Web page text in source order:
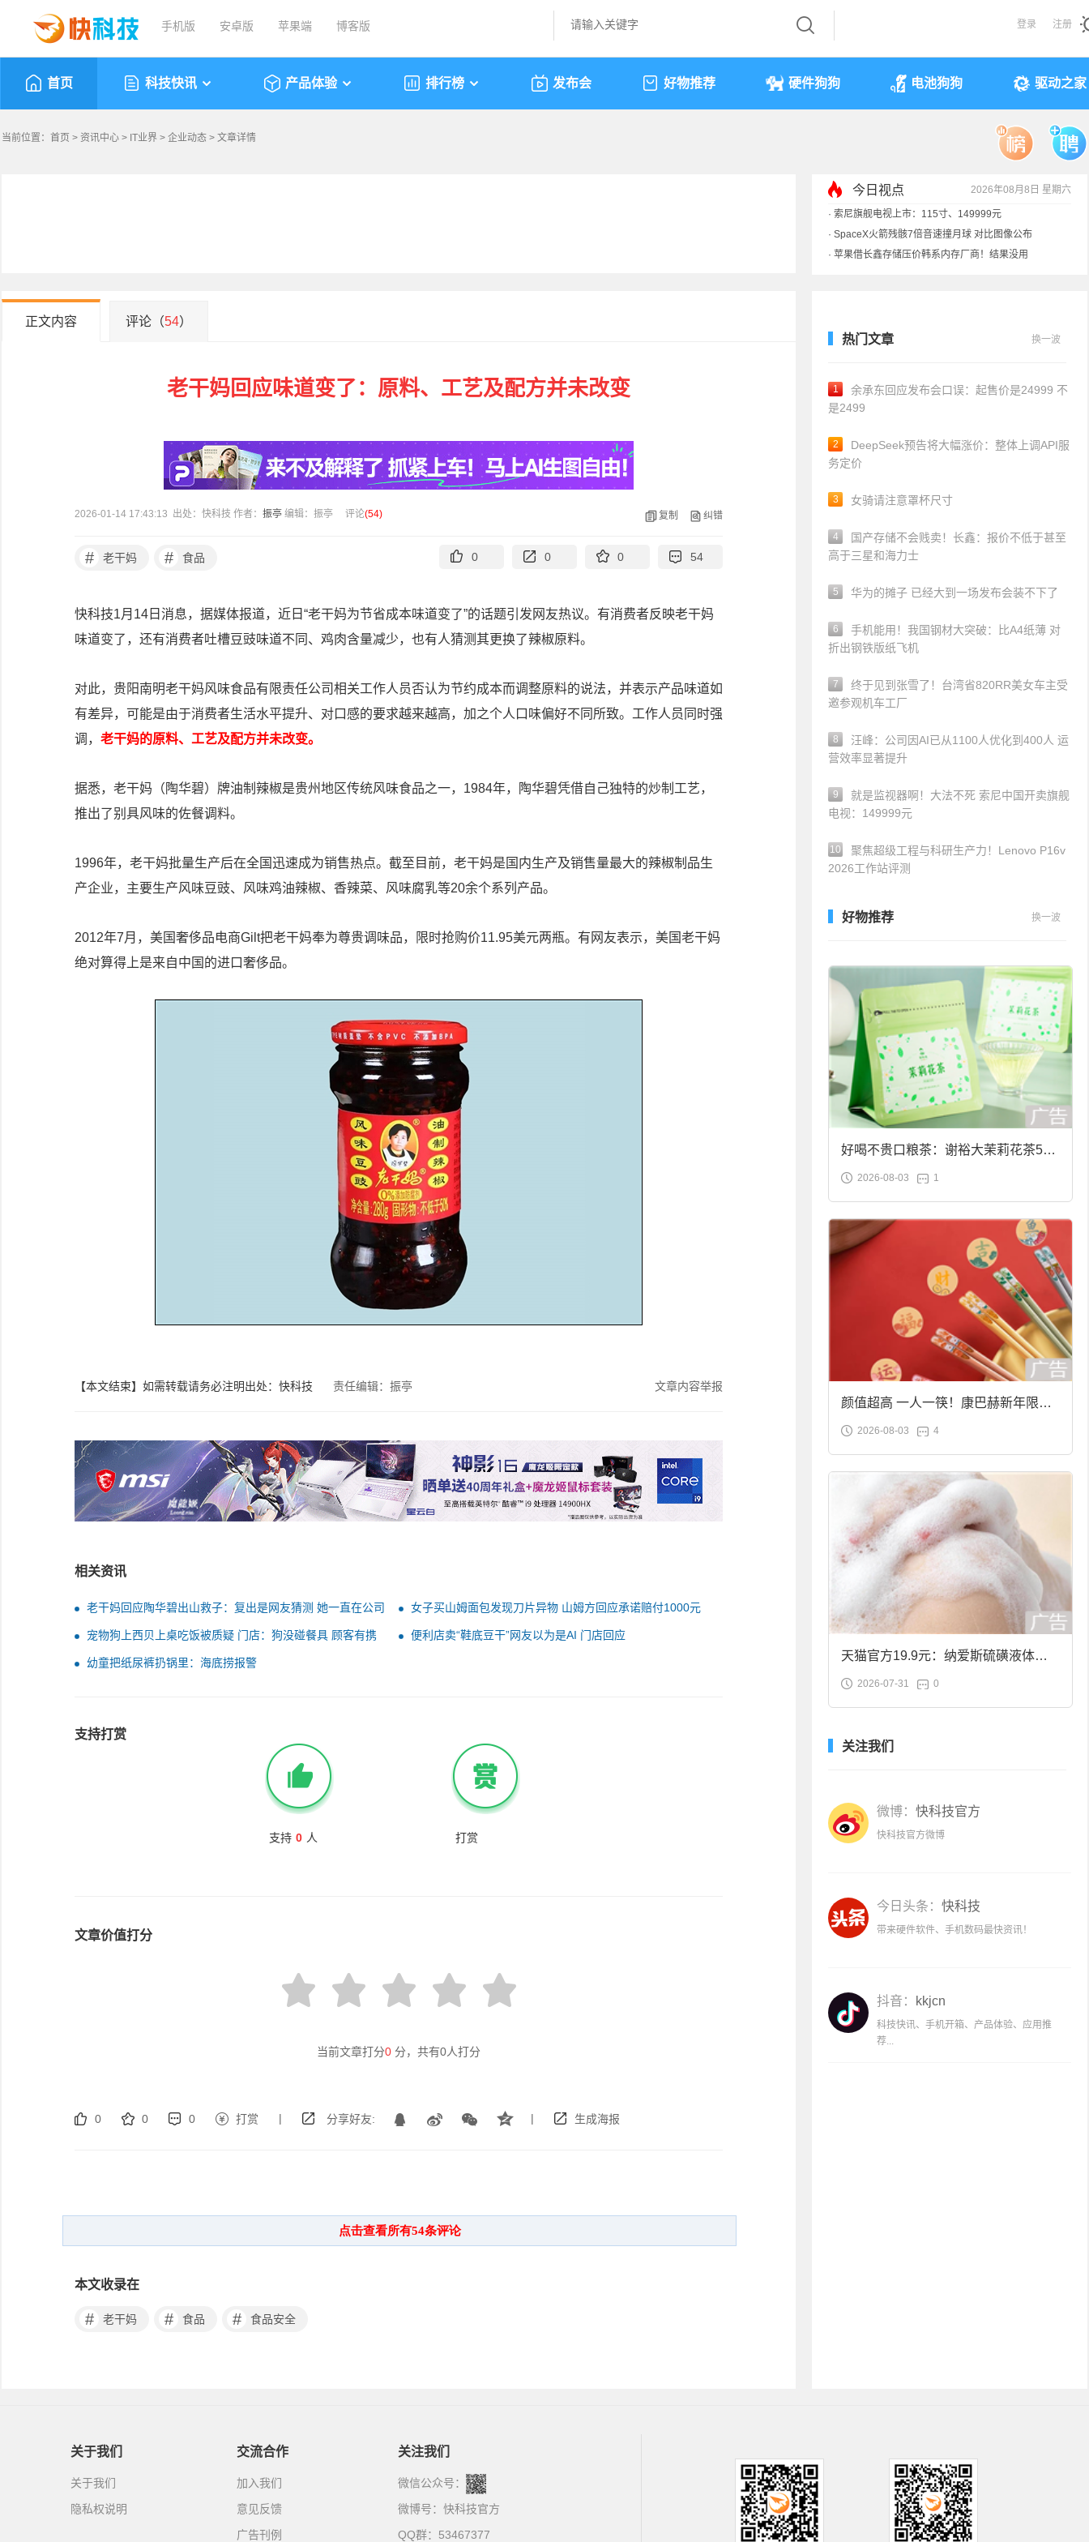
手机版 安卓版 苹果端 博客版 登录 注册
首页 科技快讯 产品体验 排行榜 发布会 好物推荐 硬件狗狗 电池狗狗 驱动之家
当前位置： 首页 > 资讯中心 > IT业界 > 企业动态 > 文章详情
今日视点 2026年08月8日 星期六
· 索尼旗舰电视上市：115寸、149999元
· SpaceX火箭残骸7倍音速撞月球 对比图像公布
· 苹果借长鑫存储压价韩系内存厂商！结果没用
正文内容 评论（54）
老干妈回应味道变了：原料、工艺及配方并未改变
2026-01-14 17:43:13 出处：快科技 作者： 振亭 编辑：振亭 评论(54) 复制 纠错
# 老干妈 # 食品 0 0 0 54
快科技1月14日消息，据媒体报道，近日“老干妈为节省成本味道变了”的话题引发网友热议。有消费者反映老干妈
味道变了，还有消费者吐槽豆豉味道不同、鸡肉含量减少，也有人猜测其更换了辣椒原料。
对此，贵阳南明老干妈风味食品有限责任公司相关工作人员否认为节约成本而调整原料的说法，并表示产品味道如
有差异，可能是由于消费者生活水平提升、对口感的要求越来越高，加之个人口味偏好不同所致。工作人员同时强
调， 老干妈的原料、工艺及配方并未改变。
据悉，老干妈（陶华碧）牌油制辣椒是贵州地区传统风味食品之一，1984年，陶华碧凭借自己独特的炒制工艺，
推出了别具风味的佐餐调料。
1996年，老干妈批量生产后在全国迅速成为销售热点。截至目前，老干妈是国内生产及销售量最大的辣椒制品生
产企业，主要生产风味豆豉、风味鸡油辣椒、香辣菜、风味腐乳等20余个系列产品。
2012年7月，美国奢侈品电商Gilt把老干妈奉为尊贵调味品，限时抢购价11.95美元两瓶。有网友表示，美国老干妈
绝对算得上是来自中国的进口奢侈品。
【本文结束】如需转载请务必注明出处：快科技 责任编辑：振亭 文章内容举报
相关资讯
老干妈回应陶华碧出山救子：复出是网友猜测 她一直在公司 女子买山姆面包发现刀片异物 山姆方回应承诺赔付1000元
宠物狗上西贝上桌吃饭被质疑 门店：狗没碰餐具 顾客有携
带狗盆
便利店卖“鞋底豆干”网友以为是AI 门店回应
幼童把纸尿裤扔锅里：海底捞报警
支持打赏
支持 0 人 打赏
文章价值打分
当前文章打分0 分，共有0人打分
0 0 0 打赏 | 分享好友: | 生成海报
本文收录在
# 老干妈 # 食品 # 食品安全
热门文章 换一波
1
余承东回应发布会口误：起售价是24999 不
是2499
2
DeepSeek预告将大幅涨价：整体上调API服
务定价
3 女骑请注意罩杯尺寸
4
国产存储不会贱卖！长鑫：报价不低于甚至
高于三星和海力士
5 华为的摊子 已经大到一场发布会装不下了
6
手机能用！我国钢材大突破：比A4纸薄 对
折出钢铁版纸飞机
7
终于见到张雪了！台湾省820RR美女车主受
邀参观机车工厂
8
汪峰：公司因AI已从1100人优化到400人 运
营效率显著提升
9
就是监视器啊！大法不死 索尼中国开卖旗舰
电视：149999元
10
聚焦超级工程与科研生产力！Lenovo P16v
2026工作站评测
好物推荐 换一波
好喝不贵口粮茶：谢裕大茉莉花茶50g
袋装9.9元到手
2026-08-03 1
颜值超高 一人一筷！康巴赫新年限定
合金筷子大促：19.9元
2026-08-03 4
天猫官方19.9元：纳爱斯硫磺液体香
皂2斤大促
2026-07-31 0
关注我们
微博： 快科技官方
快科技官方微博
今日头条： 快科技
带来硬件软件、手机数码最快资讯！
抖音： kkjcn
科技快讯、手机开箱、产品体验、应用推
荐...
关于我们
关于我们
隐私权说明
交流合作
加入我们
意见反馈
广告刊例
关注我们
微信公众号：
微博号： 快科技官方
QQ群：53467377